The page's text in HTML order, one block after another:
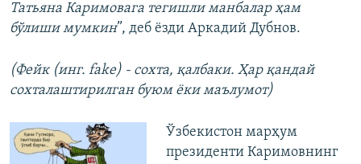
Татьяна Каримовага тегишли манбалар ҳам
бўлиши мумкин”, деб ёзди Аркадий Дубнов.​
(Фейк (инг. fake) - сохта, қалбаки. Ҳар қандай
сохталаштирилган буюм ёки маълумот)
Ўзбекистон марҳум
президенти Каримовнинг